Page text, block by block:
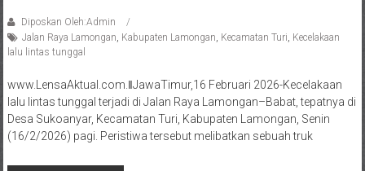
Diposkan Oleh:Admin
Jalan Raya Lamongan, Kabupaten Lamongan, Kecamatan Turi, Kecelakaan
lalu lintas tunggal
www.LensaAktual.com.ǁJawaTimur,16 Februari 2026-Kecelakaan
lalu lintas tunggal terjadi di Jalan Raya Lamongan–Babat, tepatnya di
Desa Sukoanyar, Kecamatan Turi, Kabupaten Lamongan, Senin
(16/2/2026) pagi. Peristiwa tersebut melibatkan sebuah truk